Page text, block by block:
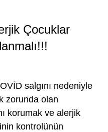
Çocuklar
salgını nedeniyle
zorunda olan
korumak ve alerjik
kontrolünün